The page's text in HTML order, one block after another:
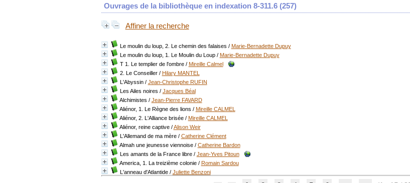
Ouvrages de la bibliothèque en indexation 8-311.6 (257)
Affiner la recherche
Le moulin du loup, 2. Le chemin des falaises / Marie-Bernadette Dupuy
Le moulin du loup, 1. Le Moulin du Loup/ Marie-Bernadette Dupuy
T 1. Le templier de l'ombre/ Mireille Calmel
2. Le Conseiller/ Hilary MANTEL
L'Abyssin/ Jean-Christophe RUFIN
Les Ailes noires / Jacques Béal
Alchimistes / Jean-Pierre FAVARD
Aliénor, 1. Le Règne des lions / Mireille CALMEL
Aliénor, 2. L'Alliance brisée/ Mireille CALMEL
Aliénor, reine captive/Alison Weir
L'Allemand de ma mère/ Catherine Clément
Almah une jeunesse viennoise/ Catherine Bardon
Les amants de la France libre/ Jean-Yves Pitoun
America, 1. La treizième colonie/ Romain Sardou
L'anneau d'Atlantide/ Juliette Benzoni